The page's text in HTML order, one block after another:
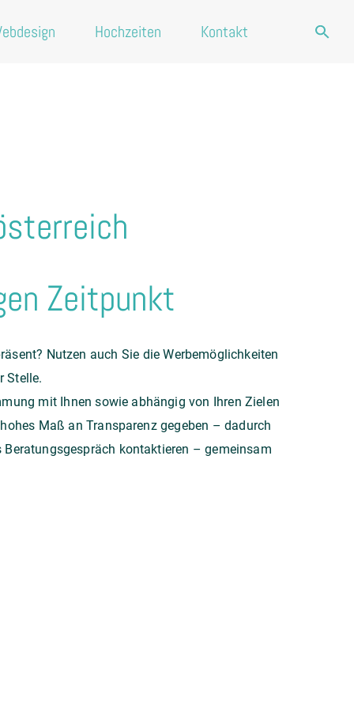
Hochzeiten Kontakt
Zeitpunkt
Nutzen auch Sie die Werbemöglichkeiten
Stelle.
mit Ihnen sowie abhängig von Ihren Zielen
Maß an Transparenz gegeben – dadurch
kontaktieren – gemeinsam